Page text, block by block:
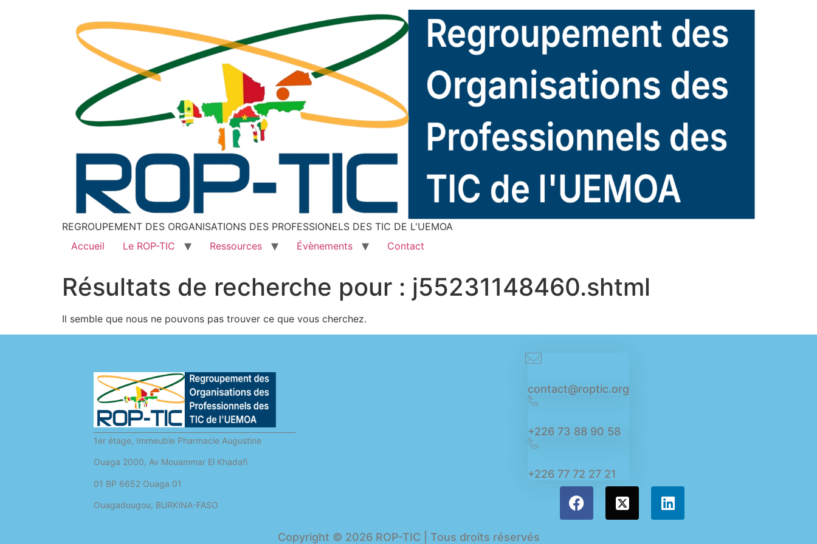
REGROUPEMENT DES ORGANISATIONS DES PROFESSIONELS DES TIC DE L'UEMOA
Accueil
Le ROP-TIC Ressources Évènements Contact
Résultats de recherche pour : j55231148460.shtml
Il semble que nous ne pouvons pas trouver ce que vous cherchez.
1er étage, Immeuble Pharmacie Augustine
Ouaga 2000, Av Mouammar El Khadafi
01 BP 6652 Ouaga 01
Ouagadougou, BURKINA-FASO
contact@roptic.org
+226 73 88 90 58
+226 77 72 27 21
Copyright © 2026 ROP-TIC | Tous droits réservés